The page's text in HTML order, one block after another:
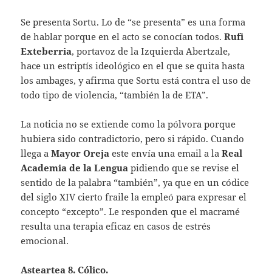
Se presenta Sortu. Lo de “se presenta” es una forma
de hablar porque en el acto se conocían todos.Rufi
Exteberria, portavoz de la Izquierda Abertzale,
hace un estriptís ideológico en el que se quita hasta
los ambages, y afirma que Sortu está contra el uso de
todo tipo de violencia, “también la de ETA”.
La noticia no se extiende como la pólvora porque
hubiera sido contradictorio, pero si rápido. Cuando
llega aMayor Oreja este envía una email a laReal
Academia de la Lengua pidiendo que se revise el
sentido de la palabra “también”, ya que en un códice
del siglo XIV cierto fraile la empleó para expresar el
concepto “excepto”. Le responden que el macramé
resulta una terapia eficaz en casos de estrés
emocional.
Asteartea 8. Cólico.